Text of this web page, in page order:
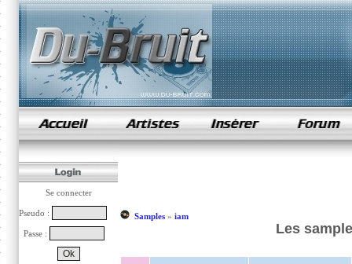
samples de rap
Se connecter
Pseudo :
Passe :
Samples» iam
Les